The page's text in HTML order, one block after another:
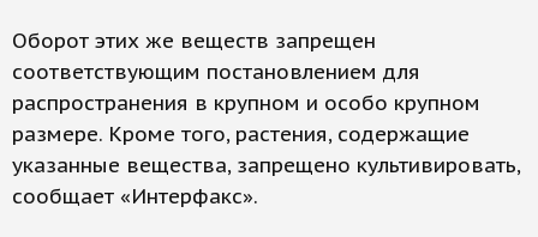
Оборот этих же веществ запрещен
соответствующим постановлением для
распространения в крупном и особо крупном
размере. Кроме того, растения, содержащие
указанные вещества, запрещено культивировать,
сообщает «Интерфакс».